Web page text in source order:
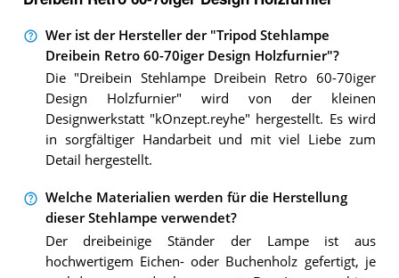
Wer ist der Hersteller der "Tripod Stehlampe
Dreibein Retro 60-70iger Design Holzfurnier"?
Die "Dreibein Stehlampe Dreibein Retro 60-70iger
Design Holzfurnier" wird von der kleinen
Designwerkstatt "kOnzept.reyhe" hergestellt. Es wird
in sorgfältiger Handarbeit und mit viel Liebe zum
Detail hergestellt.
Welche Materialien werden für die Herstellung
dieser Stehlampe verwendet?
Der dreibeinige Ständer der Lampe ist aus
hochwertigem Eichen- oder Buchenholz gefertigt, je